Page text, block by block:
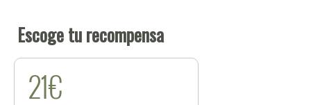
Escoge tu recompensa
21€